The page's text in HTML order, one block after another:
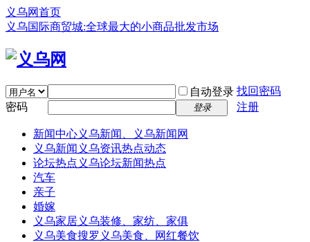
义乌网首页
义乌国际商贸城:全球最大的小商品批发市场
自动登录 找回密码
密码
登录 注册
新闻中心义乌新闻、义乌新闻网
义乌新闻 义乌资讯热点动态
论坛热点 义乌论坛新闻热点
汽车
亲子
婚嫁
义乌家居义乌装修、家纺、家俱
义乌美食搜罗义乌美食、网红餐饮